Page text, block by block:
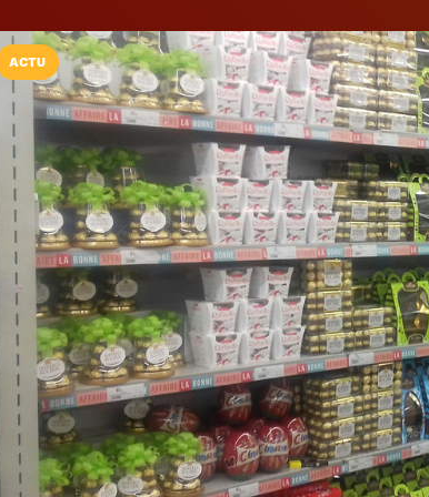
Installez l'App LaCarte
Téléchargez gratuitement l'app
commerces favoris et ne rien rater
Télécharger Plus tard
Supermarché
Sucy-en-Brie
ACTU